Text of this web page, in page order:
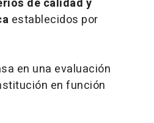
de calidad y
establecidos por
en una evaluación
en función